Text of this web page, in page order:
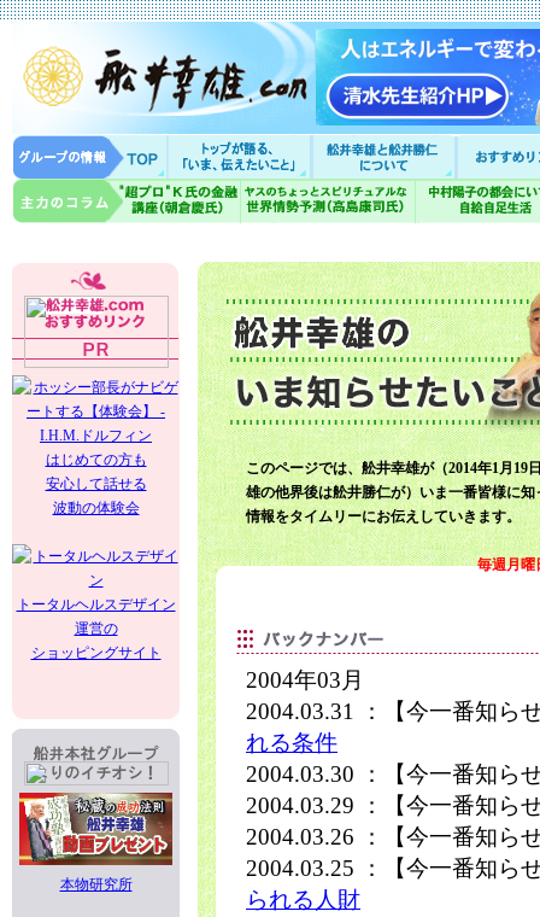
はじめての方も
安心して話せる
波動の体験会
トータルヘルスデザイン
運営の
ショッピングサイト
本物研究所
このページでは、舩井幸雄が（2014年1月19
雄の他界後は舩井勝仁が）いま一番皆様に知
情報をタイムリーにお伝えしていきます。
毎週月曜
2004年03月
2004.03.31 ：【今一番知ら
れる条件
2004.03.30 ：【今一番知ら
2004.03.29 ：【今一番知ら
2004.03.26 ：【今一番知ら
2004.03.25 ：【今一番知ら
られる人財